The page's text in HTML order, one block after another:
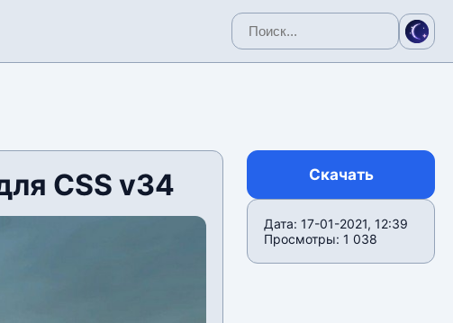
CSS v34 Скачать
Дата: 17-01-2021, 12:39
Просмотры: 1 038